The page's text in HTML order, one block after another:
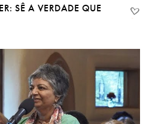
SÊ A VERDADE QUE